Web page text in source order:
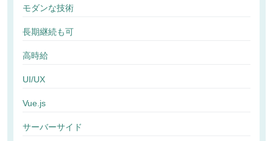
モダンな技術
長期継続も可
高時給
UI/UX
Vue.js
サーバーサイド